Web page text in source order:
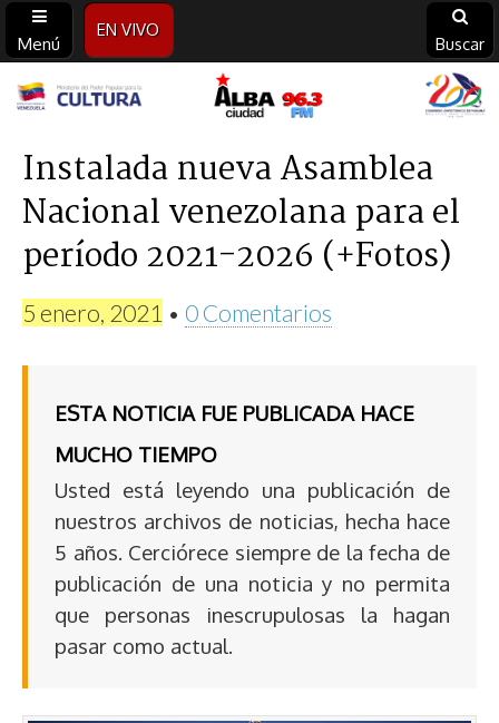
Menú
EN VIVO
Buscar
Alba
Ciudad
96.3
FM
Instalada nueva Asamblea
Nacional venezolana para el
período 2021-2026 (+Fotos)
5 enero, 2021 • 0 Comentarios
ESTA NOTICIA FUE PUBLICADA HACE
MUCHO TIEMPO
Usted está leyendo una publicación de
nuestros archivos de noticias, hecha hace
5 años. Cerciórece siempre de la fecha de
publicación de una noticia y no permita
que personas inescrupulosas la hagan
pasar como actual.